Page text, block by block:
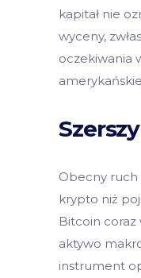
kapitał nie
wyceny,
oczekiwania
Obecny ruch
krypto niż
Bitcoin coraz
aktywo
instrument